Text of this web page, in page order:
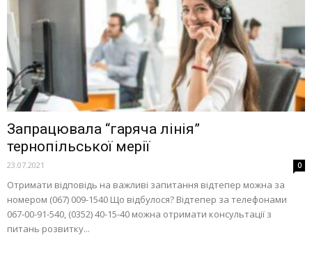
Запрацювала “гаряча лінія”
тернопільської мерії
23.07.2021 0
Отримати відповідь на важливі запитання відтепер можна за
номером (067) 009-1540 Що відбулося? Відтепер за телефонами
067-00-91-540, (0352) 40-15-40 можна отримати консультації з
питань розвитку...